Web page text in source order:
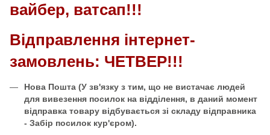
вайбер, ватсап!!!
Відправлення інтернет-
замовлень: ЧЕТВЕР!!!
Нова Пошта (У зв'язку з тим, що не вистачає людей
для вивезення посилок на відділення, в даний момент
відправка товару відбувається зі складу відправника
- Забір посилок кур'єром).